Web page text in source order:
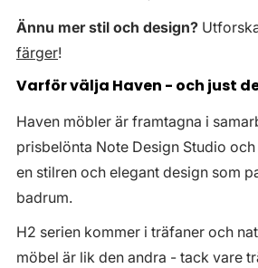
Ännu mer stil och design?
färger!
Varför välja Haven - och just
Haven möbler är framtagna i
prisbelönta Note Design Studio
en stilren och elegant design som
badrum.
H2 serien kommer i träfaner och
möbel är lik den andra - tack vare